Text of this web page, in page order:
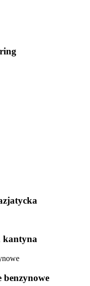
kantyna
benzynowe